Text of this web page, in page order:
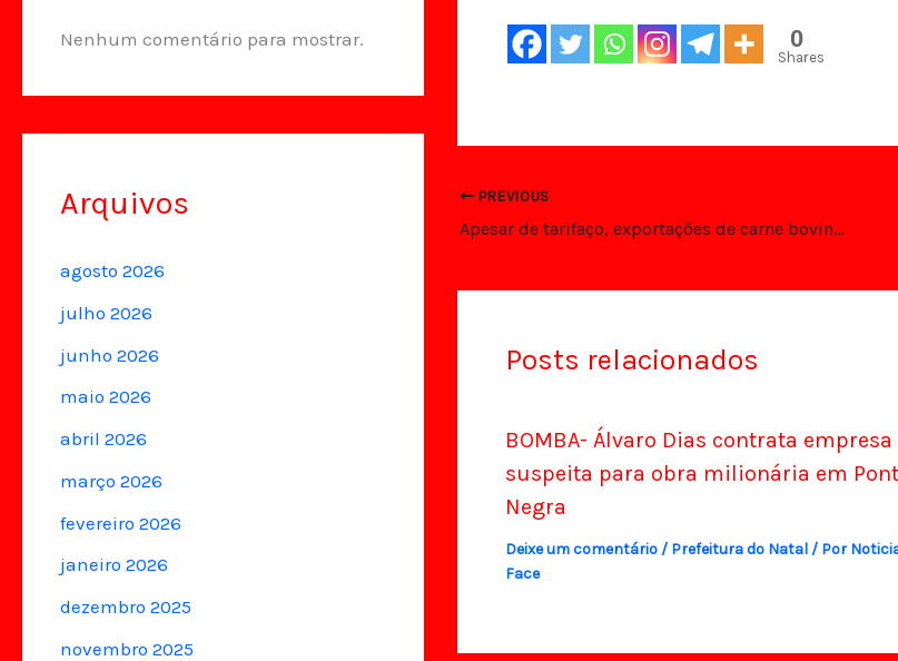
Nenhum comentário para mostrar.
Arquivos
agosto 2026
julho 2026
junho 2026
maio 2026
abril 2026
março 2026
fevereiro 2026
janeiro 2026
dezembro 2025
novembro 2025
0
Shares
PREVIOUS
Apesar de tarifaço, exportações de carne bovina do Brasil batem recorde
Posts relacionados
BOMBA- Álvaro Dias contrata empresa
suspeita para obra milionária em
Negra
Deixe um comentário/ Prefeitura do Natal/ Por
Face